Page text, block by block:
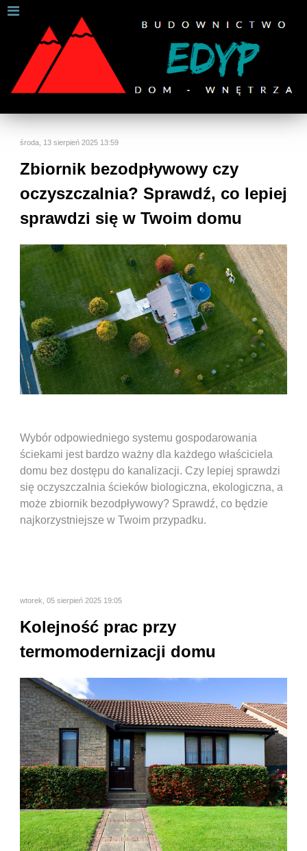
środa, 13 sierpień 2025 13:59
Zbiornik bezodpływowy czy
oczyszczalnia? Sprawdź, co lepiej
sprawdzi się w Twoim domu
Wybór odpowiedniego systemu gospodarowania
ściekami jest bardzo ważny dla każdego właściciela
domu bez dostępu do kanalizacji. Czy lepiej sprawdzi
się oczyszczalnia ścieków biologiczna, ekologiczna, a
może zbiornik bezodpływowy? Sprawdź, co będzie
najkorzystniejsze w Twoim przypadku.
wtorek, 05 sierpień 2025 19:05
Kolejność prac przy
termomodernizacji domu
W celu zapewnienia jak najlepszych usług online, ta
strona korzysta z plików cookies.
Jeśli korzystasz z naszej strony internetowej, wyrażasz zgodę na
używanie naszych plików cookies.Dalsze informacje
Rozumiem